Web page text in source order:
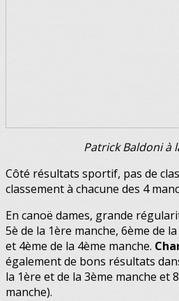
Patrick Baldoni à
Côté résultats sportif, pas de
classement à chacune des 4
En canoë dames, grande
5è de la 1ère manche, 6ème de
et 4ème de la 4ème manche.
également de bons résultats
la 1ère et de la 3ème manche et
manche).